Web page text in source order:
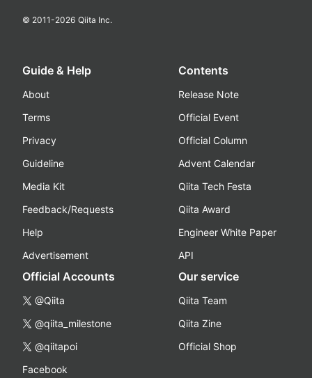
© 2011-2026 Qiita Inc.
Guide & Help
About
Terms
Privacy
Guideline
Media Kit
Feedback/Requests
Help
Advertisement
Contents
Release Note
Official Event
Official Column
Advent Calendar
Qiita Tech Festa
Qiita Award
Engineer White Paper
API
Official Accounts
@Qiita
@qiita_milestone
@qiitapoi
Facebook
Our service
Qiita Team
Qiita Zine
Official Shop